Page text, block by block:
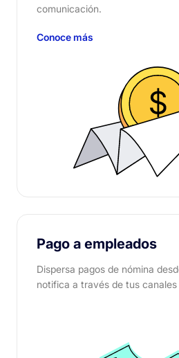
comunicación.
Conoce más
Pago a empleados
Dispersa pagos de nómina
notifica a través de tus